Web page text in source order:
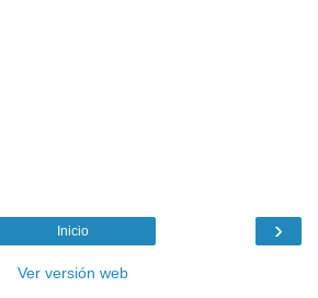
›
Inicio
Ver versión web